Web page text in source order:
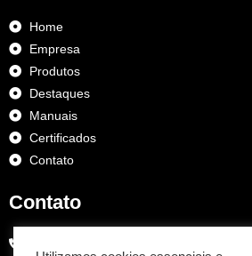
Home
Empresa
Produtos
Destaques
Manuais
Certificados
Contato
Contato